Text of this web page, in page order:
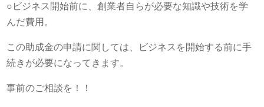
○ビジネス開始前に、創業者自らが必要な知識や技術を学
んだ費用。
この助成金の申請に関しては、ビジネスを開始する前に手
続きが必要になってきます。
事前のご相談を！！